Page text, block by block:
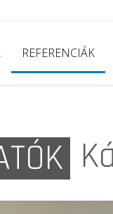
REFERENCIÁK